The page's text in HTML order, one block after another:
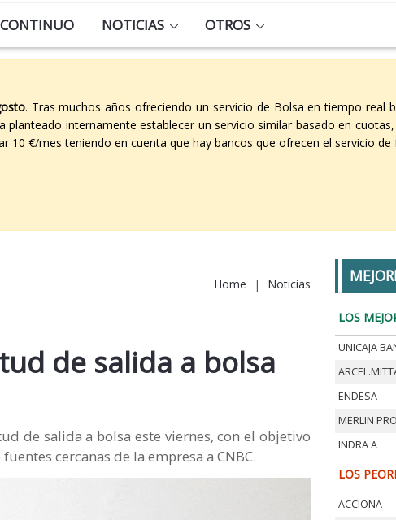
NOTICIAS OTROS
. Tras muchos años ofreciendo un servicio de Bolsa en tiempo real
internamente establecer un servicio similar basado en
10 €/mes teniendo en cuenta que hay bancos que ofrecen el servicio
Home | Noticias
de salida a bolsa
de salida a bolsa este viernes, con el objetivo
cercanas de la empresa a CNBC.
LOS
UNICAJA
ENDESA
MERLIN
INDRA A
LOS
ACCIONA